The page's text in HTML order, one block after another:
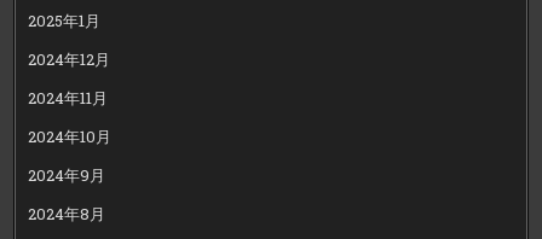
2025年1月
2024年12月
2024年11月
2024年10月
2024年9月
2024年8月